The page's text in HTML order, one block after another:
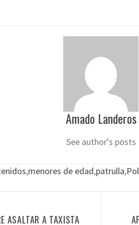
Amado Landeros
See author's posts
,menores de edad,patrulla,
ASALTAR A TAXISTA